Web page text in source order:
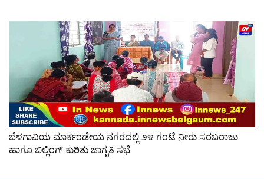
ಬೆಳಗಾವಿಯ ಮಾರ್ಕಂಡೇಯ ನಗರದಲ್ಲಿ ೨೪ ಗಂಟೆ ನೀರು ಸರಬರಾಜು
ಹಾಗೂ ಬಿಲ್ಲಿಂಗ್ ಕುರಿತು ಜಾಗೃತಿ ಸಭೆ